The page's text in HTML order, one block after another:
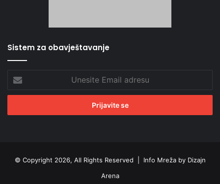
Sistem za obavještavanje
Email
adresu
© Copyright 2026, All Rights Reserved | Info Mreža by Dizajn
Arena